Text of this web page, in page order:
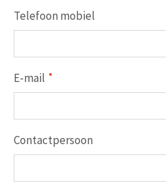
Telefoon mobiel
E-mail
Contactpersoon